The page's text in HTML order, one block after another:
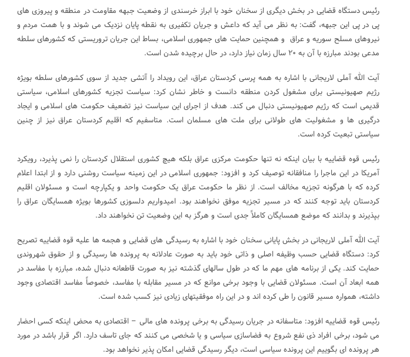
رئیس دستگاه قضایی در بخش دیگری از سخنان خود با ابراز خرسندی از وضعیت جبهه مقاومت در منطقه و پیروزی های
پی در پی این جبهه، گفت: به نظر می آید که داعش و جریان تکفیری به نقطه پایان نزدیک می شوند و با همت مردم و
نیروهای مسلح سوریه و عراق و همچنین حمایت های جمهوری اسلامی، بساط این جریان تروریستی که کشورهای سلطه
مدعی بودند مبارزه با آن به ۲۰ سال زمان نیاز دارد، در حال برچیده شدن است.
آیت الله آملی لاریجانی با اشاره به همه پرسی کردستان عراق، این رویداد را آتشی جدید از سوی کشورهای سلطه بویژه
رژیم صهیونیستی برای مشغول کردن منطقه دانست و خاطر نشان کرد: سیاست تجزیه کشورهای اسلامی، سیاستی
قدیمی است که رژیم صهیونیستی دنبال می کند. هدف از اجرای این سیاست نیز تضعیف حکومت های اسلامی و ایجاد
درگیری ها و مشغولیت های طولانی برای ملت های مسلمان است. متاسفیم که اقلیم کردستان عراق نیز از چنین
سیاستی تبعیت کرده است.
رئیس قوه قضاییه با بیان اینکه نه تنها حکومت مرکزی عراق بلکه هیچ کشوری استقلال کردستان را نمی پذیرد، رویکرد
آمریکا در این ماجرا را منافقانه توصیف کرد و افزود: جمهوری اسلامی در این زمینه سیاست روشنی دارد و از ابتدا اعلام
کرده که با هرگونه تجزیه مخالف است. از نظر ما حکومت عراق یک حکومت واحد و یکپارچه است و مسئولان اقلیم
کردستان باید توجه کنند که در مسیر تجزیه موفق نخواهند بود. امیدواریم دلسوزی کشورها بویژه همسایگان عراق را
بپذیرند و بدانند که موضع همسایگان کاملاً جدی است و هرگز به این وضعیت تن نخواهند داد.
آیت الله آملی لاریجانی در بخش پایانی سخنان خود با اشاره به رسیدگی های قضایی و هجمه ها علیه قوه قضاییه تصریح
کرد: دستگاه قضایی حسب وظیفه اصلی و ذاتی خود باید به صورت عادلانه به پرونده ها رسیدگی و از حقوق شهروندی
حمایت کند. یکی از برنامه های مهم ما که در طول سالهای گذشته نیز به صورت قاطعانه دنبال شده، مبارزه با مفاسد در
همه ابعاد آن است. مسئولان قضایی با وجود برخی موانع که در مسیر مقابله با مفاسد، خصوصاً مفاسد اقتصادی وجود
داشته، همواره مسیر قانون را طی کرده اند و در این راه موفقیتهای زیادی نیز کسب شده است.
رئیس قوه قضاییه افزود: متاسفانه در جریان رسیدگی به برخی پرونده های مالی – اقتصادی به محض اینکه کسی احضار
می شود، برخی افراد ذی نفع شروع به فضاسازی سیاسی و یا شخصی می کنند که جای تاسف دارد. اگر قرار باشد در مورد
هر پرونده ای بگوییم این پرونده سیاسی است، دیگر رسیدگی قضایی امکان پذیر نخواهد بود.